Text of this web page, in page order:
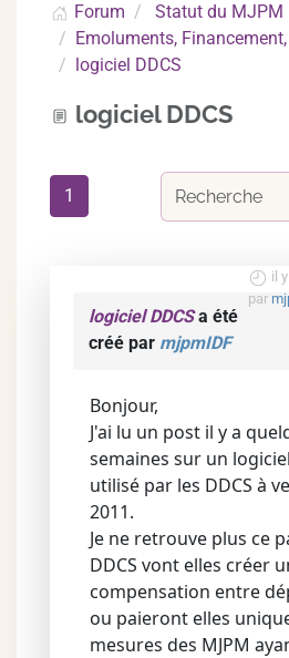
Forum
Statut du MJPM
Emoluments,
logiciel DDCS
logiciel DDCS
1
il
par
logiciel DDCSa été
créé par mjpmIDF
Bonjour,
J'ai lu un post il y a
semaines sur un
utilisé par les DDCS à
2011.
Je ne retrouve plus ce
DDCS vont elles créer
compensation entre
ou paieront elles
mesures des MJPM